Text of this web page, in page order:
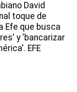
David
toque de
Efe que busca
y 'bancarizar
EFE